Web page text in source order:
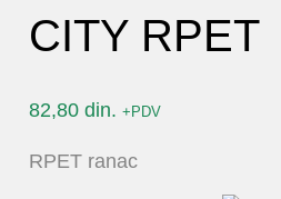
CITY RPET
82,80 din. +PDV
RPET ranac